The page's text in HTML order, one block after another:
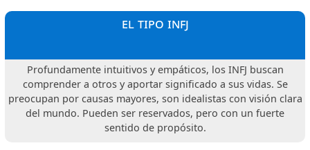
el tipo infj
Profundamente intuitivos y empáticos, los INFJ buscan
comprender a otros y aportar significado a sus vidas. Se
preocupan por causas mayores, son idealistas con visión clara
del mundo. Pueden ser reservados, pero con un fuerte
sentido de propósito.